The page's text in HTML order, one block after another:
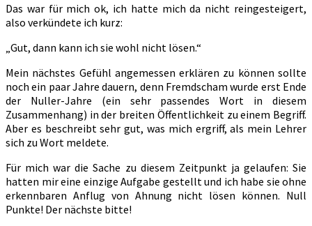
Das war für mich ok, ich hatte mich da nicht reingesteigert,
also verkündete ich kurz:
„Gut, dann kann ich sie wohl nicht lösen.“
Mein nächstes Gefühl angemessen erklären zu können sollte
noch ein paar Jahre dauern, denn Fremdscham wurde erst Ende
der Nuller-Jahre (ein sehr passendes Wort in diesem
Zusammenhang) in der breiten Öffentlichkeit zu einem Begriff.
Aber es beschreibt sehr gut, was mich ergriff, als mein Lehrer
sich zu Wort meldete.
Für mich war die Sache zu diesem Zeitpunkt ja gelaufen: Sie
hatten mir eine einzige Aufgabe gestellt und ich habe sie ohne
erkennbaren Anflug von Ahnung nicht lösen können. Null
Punkte! Der nächste bitte!